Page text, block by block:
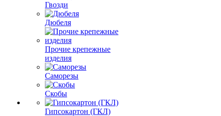
Гвозди
Дюбеля
Прочие крепежные
изделия
Саморезы
Скобы
Гипсокартон (ГКЛ)